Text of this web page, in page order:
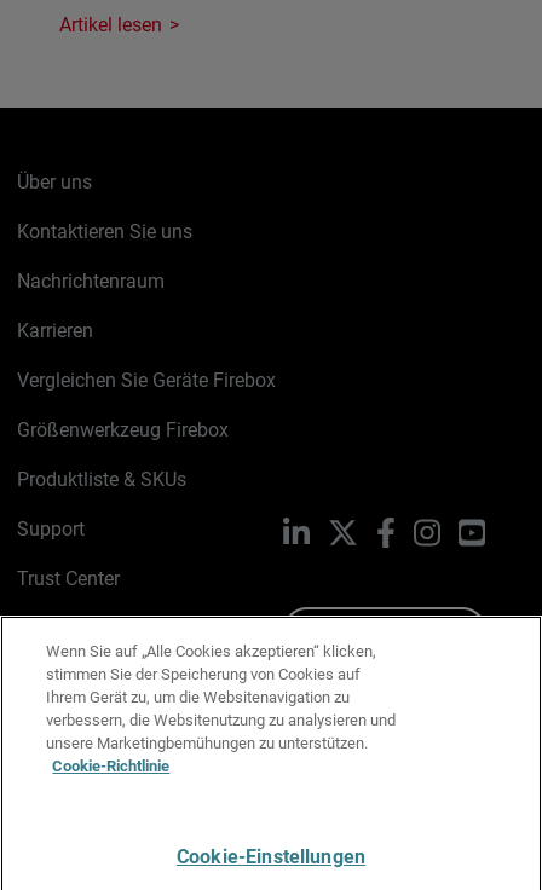
Artikel lesen
Über uns
Kontaktieren Sie uns
Nachrichtenraum
Karrieren
Vergleichen Sie Geräte Firebox
Größenwerkzeug Firebox
Produktliste & SKUs
Support
Trust Center
Cookie-Richtlinie
Datenschutzrichtlinie
Media & Brand Kit
LinkedIn FacebookInstagram
Wenn Sie auf „Alle Cookies akzeptieren“ klicken,
stimmen Sie der Speicherung von Cookies auf
Ihrem Gerät zu, um die Websitenavigation zu
verbessern, die Websitenutzung zu analysieren und
unsere Marketingbemühungen zu unterstützen.
Cookie-Richtlinie
Cookie-Einstellungen